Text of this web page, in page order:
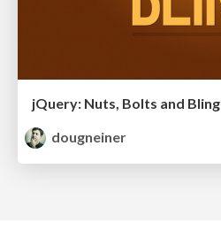
jQuery: Nuts, Bolts and Bling
dougneiner